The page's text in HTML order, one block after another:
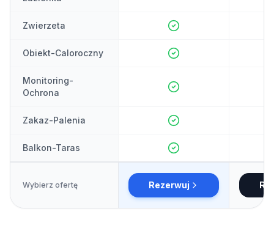
Zwierzeta
Obiekt-Caloroczny
Monitoring-
Ochrona
Zakaz-Palenia
Balkon-Taras
Wybierz ofertę Rezerwuj